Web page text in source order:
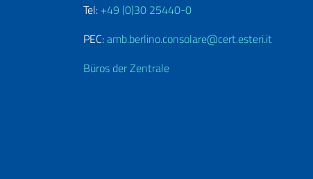
Tel: +49 (0)30 25440-0
PEC:amb.berlino.consolare@cert.esteri.it
Büros der Zentrale